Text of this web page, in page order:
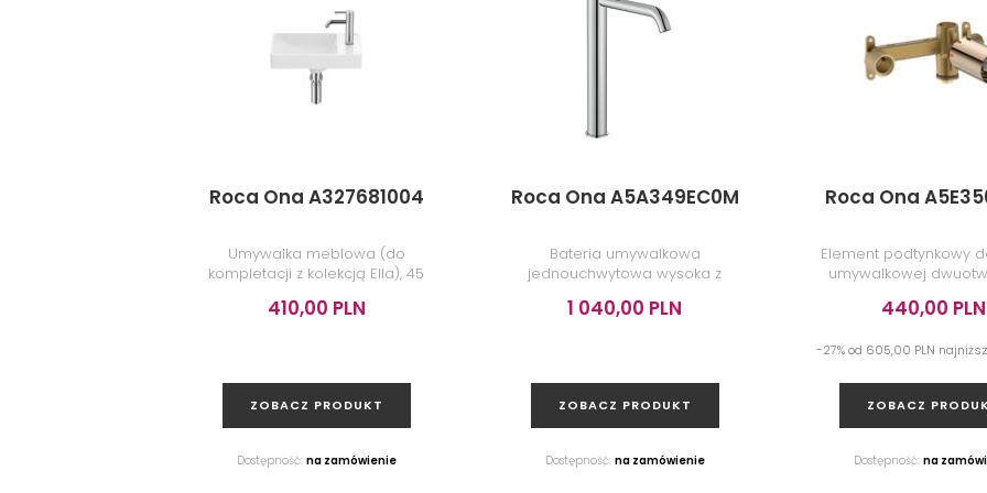
Roca Ona A327681004
Umywalka meblowa (do
kompletacji z kolekcją Ella), 45
410,00 PLN
ZOBACZ PRODUKT
Dostępność: na zamówienie
Roca Ona A5A349EC0M
Bateria umywalkowa
jednouchwytowa wysoka z
chrom
1 040,00 PLN
ZOBACZ PRODUKT
Dostępność: na zamówienie
Roca Ona
Element podtynkowy
umywalkowej
440,00 PLN
-27% od 605,00 PLN
ZOBACZ
Dostępność: na